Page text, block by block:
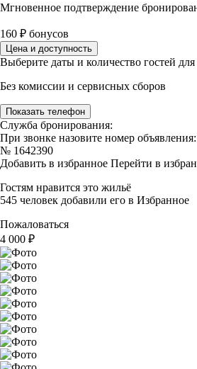
Мгновенное подтверждение
160 ₽ бонусов
Цена и доступность
Выберите даты и количество гостей
Без комиссии и сервисных сборов
Показать телефон
Служба бронирования:
При звонке назовите номер объявления:
№ 1642390
Добавить в избранное Перейти в
Гостям нравится это жильё
545 человек добавили его в Избранное
Пожаловаться
4 000 ₽